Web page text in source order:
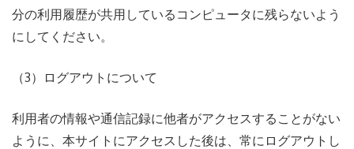
分の利用履歴が共用しているコンピュータに残らないよう
にしてください。
（3）ログアウトについて
利用者の情報や通信記録に他者がアクセスすることがない
ように、本サイトにアクセスした後は、常にログアウトし